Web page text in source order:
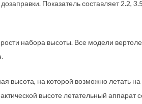
Показатель составляет 2.2,
набора высоты. Все модели
высота, на которой возможно летать на
высоте летательный